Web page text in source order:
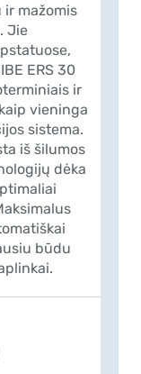
mažomis
Jie
ERS 30
ir
vieninga
sistema.
iš šilumos
dėka
būdu